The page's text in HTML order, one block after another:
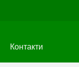
Контакти